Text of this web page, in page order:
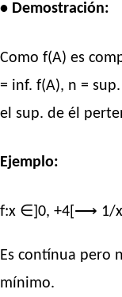
• Demostración:
Como f(A) es
= inf. f(A), n =
el sup. de él
Ejemplo:
f:x ∈]0, +4[⟶ 1/x
Es contínua pero
mínimo.